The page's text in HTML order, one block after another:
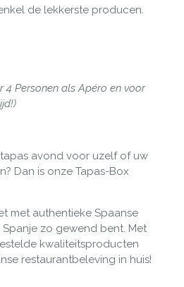
de lekkerste producen.
4 Personen als Apéro en voor
avond voor uzelf of uw
Dan is onze Tapas-Box
met authentieke Spaanse
zo gewend bent. Met
kwaliteitsproducten
restaurantbeleving in huis!